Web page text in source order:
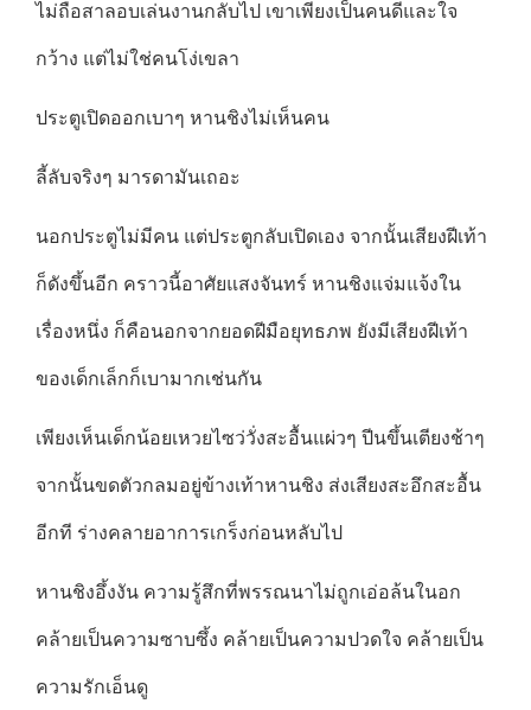
ไม่ถือสาลอบเล่นงานกลับไป เขาเพียงเป็นคนดีและใจ
กว้าง แต่ไม่ใช่คนโง่เขลา
ประตูเปิดออกเบาๆ หานชิงไม่เห็นคน
ลี้ลับจริงๆ มารดามันเถอะ
นอกประตูไม่มีคน แต่ประตูกลับเปิดเอง จากนั้นเสียงฝีเท้า
ก็ดังขึ้นอีก คราวนี้อาศัยแสงจันทร์ หานชิงแจ่มแจ้งใน
เรื่องหนึ่ง ก็คือนอกจากยอดฝีมือยุทธภพ ยังมีเสียงฝีเท้า
ของเด็กเล็กก็เบามากเช่นกัน
เพียงเห็นเด็กน้อยเหวยไซว่วั่งสะอื้นแผ่วๆ ปีนขึ้นเตียงช้าๆ
จากนั้นขดตัวกลมอยู่ข้างเท้าหานชิง ส่งเสียงสะอึกสะอื้น
อีกที ร่างคลายอาการเกร็งก่อนหลับไป
หานชิงอึ้งงัน ความรู้สึกที่พรรณนาไม่ถูกเอ่อล้นในอก
คล้ายเป็นความซาบซึ้ง คล้ายเป็นความปวดใจ คล้ายเป็น
ความรักเอ็นดู